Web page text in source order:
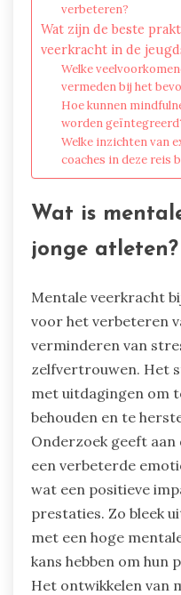
verbeteren?
Wat zijn de beste
veerkracht in de
Welke
vermeden bij het
Hoe kunnen
worden
Welke inzichten van
coaches in deze reis
Wat is
jonge atleten?
Mentale veerkracht
voor het verbeteren
verminderen van
zelfvertrouwen. Het
met uitdagingen om
behouden en te
Onderzoek geeft
een verbeterde
wat een positieve
prestaties. Zo bleek
met een hoge
kans hebben om hun
Het ontwikkelen van